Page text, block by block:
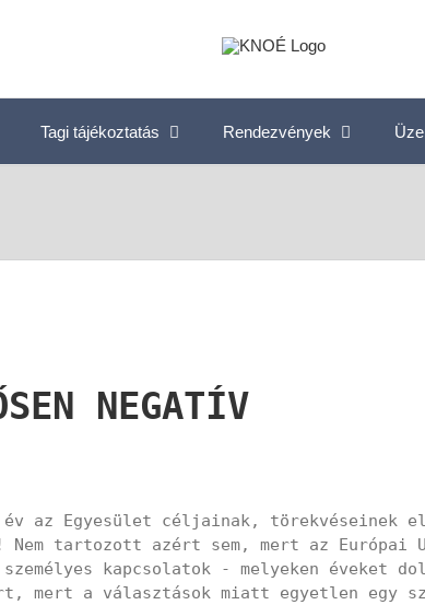
Tagi tájékoztatás Rendezvények
NEGATÍV
év az Egyesület céljainak, törekvéseinek
tartozott azért sem, mert az Európai
kapcsolatok - melyeken éveket
a választások miatt egyetlen egy